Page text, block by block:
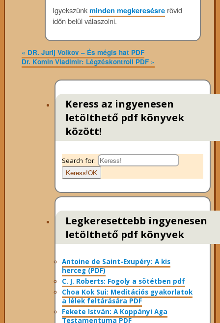
Igyekszünkminden megkeresésre rövid
időn belül válaszolni.
« DR. Jurij Volkov – És mégis hat PDF
Dr. Komin Vladimir: Légzéskontroll PDF »
Keress az ingyenesen
letölthető pdf könyvek
között!
Search for:
Keress!OK
Legkeresettebb ingyenesen
letölthető pdf könyvek
Antoine de Saint-Exupéry: A kis
herceg (PDF)
C. J. Roberts: Fogoly a sötétben pdf
Choa Kok Sui: Meditációs gyakorlatok
a lélek feltárására PDF
Fekete István: A Koppányi Aga
Testamentuma PDF